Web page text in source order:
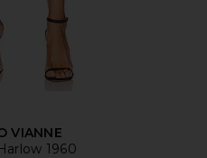
VIANNE
1960